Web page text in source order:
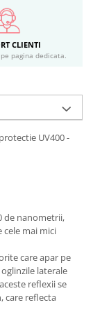
CLIENTI
pagina dedicata.
UV400 -
de nanometrii,
cele mai mici
care apar pe
laterale
reflexii se
care reflecta